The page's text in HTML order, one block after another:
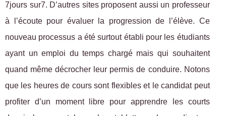
7jours sur7. D’autres sites proposent aussi un professeur
à l’écoute pour évaluer la progression de l’élève. Ce
nouveau processus a été surtout établi pour les étudiants
ayant un emploi du temps chargé mais qui souhaitent
quand même décrocher leur permis de conduire. Notons
que les heures de cours sont flexibles et le candidat peut
profiter d’un moment libre pour apprendre les courts